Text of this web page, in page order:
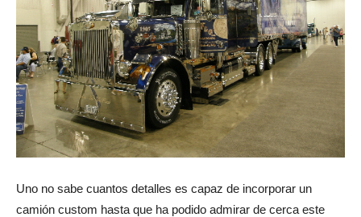
Uno no sabe cuantos detalles es capaz de incorporar un
camión custom hasta que ha podido admirar de cerca este